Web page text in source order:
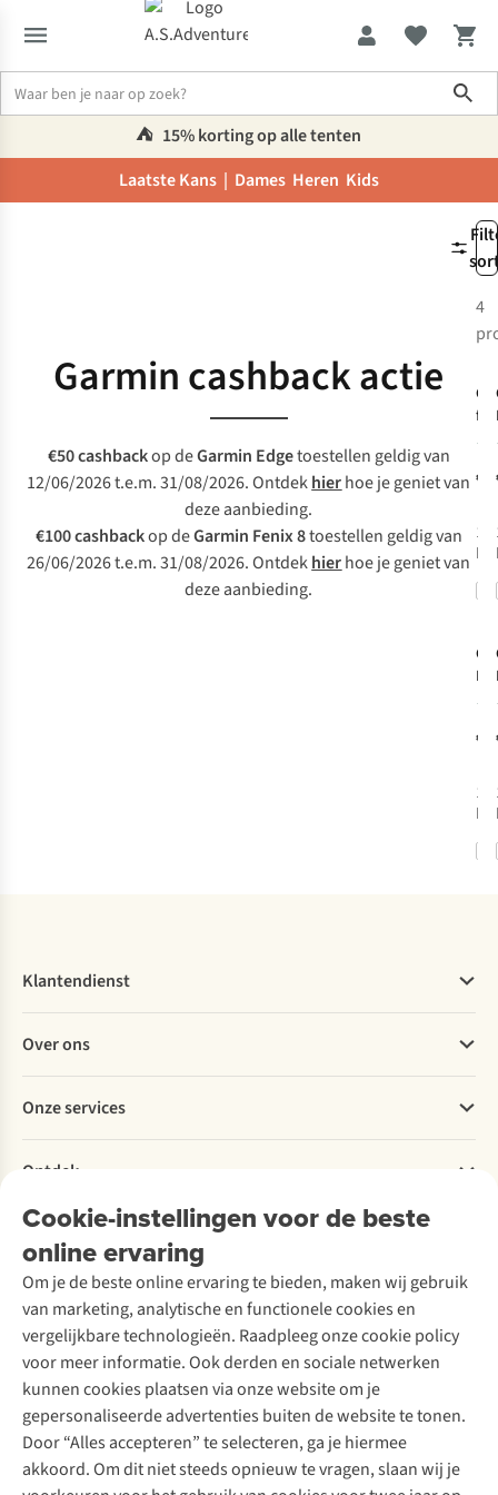
⛺️ 15% korting op alle tenten
Laatste Kans | Dames Heren Kids
Garmin cashback actie
€50 cashbackop deGarmin Edgetoestellen geldig van
12/06/2026 t.e.m. 31/08/2026. Ontdekhierhoe je geniet van
deze aanbieding.
€100 cashbackop deGarmin Fenix 8toestellen geldig van
26/06/2026 t.e.m. 31/08/2026. Ontdekhierhoe je geniet van
deze aanbieding.
4
1
1
Cookie-instellingen voor de beste
online ervaring
Om je de beste online ervaring te bieden, maken wij gebruik
van marketing, analytische en functionele cookies en
vergelijkbare technologieën. Raadpleeg onze cookie policy
voor meer informatie. Ook derden en sociale netwerken
kunnen cookies plaatsen via onze website om je
gepersonaliseerde advertenties buiten de website te tonen.
Door “Alles accepteren” te selecteren, ga je hiermee
akkoord. Om dit niet steeds opnieuw te vragen, slaan wij je
Klantendienst
Bestellen
Betalen
Levering
Retourneren
Bestelling herroepen
Garantie
Contact
Over ons
Explore More
Verantwoord ondernemen
Over Ayacucho
Onze winkels
Over A.S.Adventure
Toegankelijkheidsverklaring
Onze services
Ski-onderhoud
Wasservice
Schoenonderhoud
Schoenherstelling
Kledingherstelling
Retouches
Voor bedrijven
Ontdek
A.S.Magazine
Podcast
Explore Academy
Explore Camp
Gear Check
Inspiratie & advies
Meld je aan voor de nieuwsbrief
Follow us